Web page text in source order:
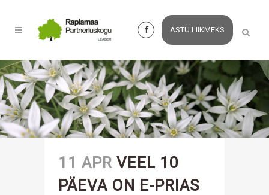
ASTU LIIKMEKS
11 APR VEEL 10
PÄEVA ON E-PRIAS